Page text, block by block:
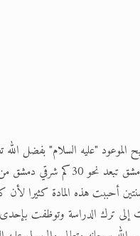
الجماعة >> المزيد
الجماعة >> المزيد
بخصوص الرسائل
كافة الردود على
وتعرّف على حقيقة
المستشرقين في
حِكم، وأهداف >>
الموعود "عليه السلام" بفضل
مواليد "1981"من قرية
أحببت هذه المادة كثيرا
إلى ترك الدراسة وتوظفت بإحدى